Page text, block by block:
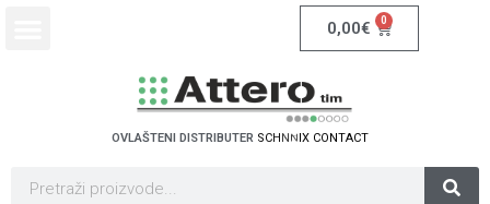
0,00€ 0
OVLAŠTENI DISTRIBUTER SCHNEIDER ELECTRI